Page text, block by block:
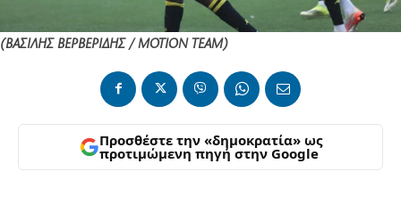
(ΒΑΣΙΛΗΣ ΒΕΡΒΕΡΙΔΗΣ / ΜΟΤΙΟΝ ΤΕΑΜ)
Προσθέστε την «δημοκρατία» ως
προτιμώμενη πηγή στην Google